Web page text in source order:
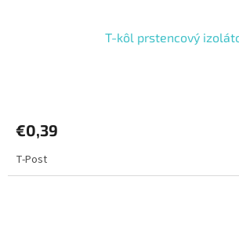
T-kôl prstencový
€0,39
T-Post